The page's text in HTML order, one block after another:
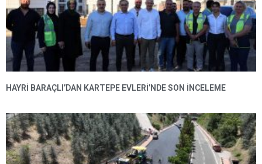
HAYRI BARAÇLI’DAN KARTEPE EVLERI’NDE SON INCELEME